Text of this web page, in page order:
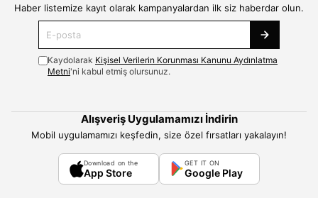
Haber listemize kayıt olarak kampanyalardan ilk siz haberdar olun.
Kaydolarak Kişisel Verilerin Korunması Kanunu Aydınlatma
Metni'ni kabul etmiş olursunuz.
Alışveriş Uygulamamızı İndirin
Mobil uygulamamızı keşfedin, size özel fırsatları yakalayın!
Download on the
App Store
GET IT ON
Google Play